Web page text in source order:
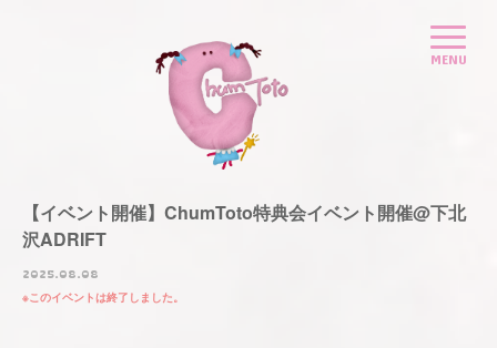
【イベント開催】ChumToto特典会イベント開催@下北
沢ADRIFT
2025.08.08
このイベントは終了しました。